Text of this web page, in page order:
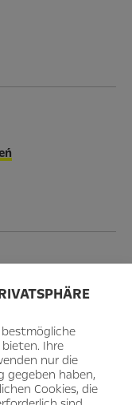
Ihre
nur die
gegeben haben,
Cookies, die